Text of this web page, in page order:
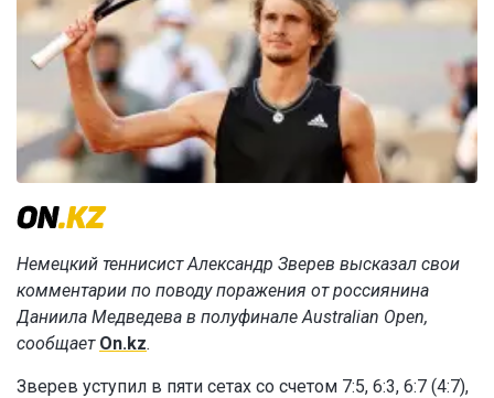
Немецкий теннисист Александр Зверев высказал свои
комментарии по поводу поражения от россиянина
Даниила Медведева в полуфинале Australian Open,
сообщает On.kz.
Зверев уступил в пяти сетах со счетом 7:5, 6:3, 6:7 (4:7),